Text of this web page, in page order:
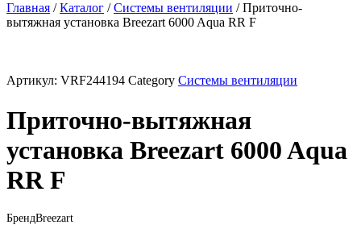
Главная /Каталог /Системы вентиляции / Приточно-
вытяжная установка Breezart 6000 Aqua RR F
Артикул: VRF244194 Category Системы вентиляции
Приточно-вытяжная
установка Breezart 6000 Aqua
RR F
БрендBreezart